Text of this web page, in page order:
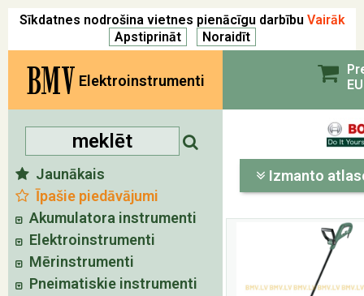
Sīkdatnes nodrošina vietnes pienācīgu darbību Vairāk
BMV Elektroinstrumenti
Jaunākais
Īpašie piedāvājumi
Akumulatora instrumenti
Elektroinstrumenti
Mērinstrumenti
Pneimatiskie instrumenti
Izmanto